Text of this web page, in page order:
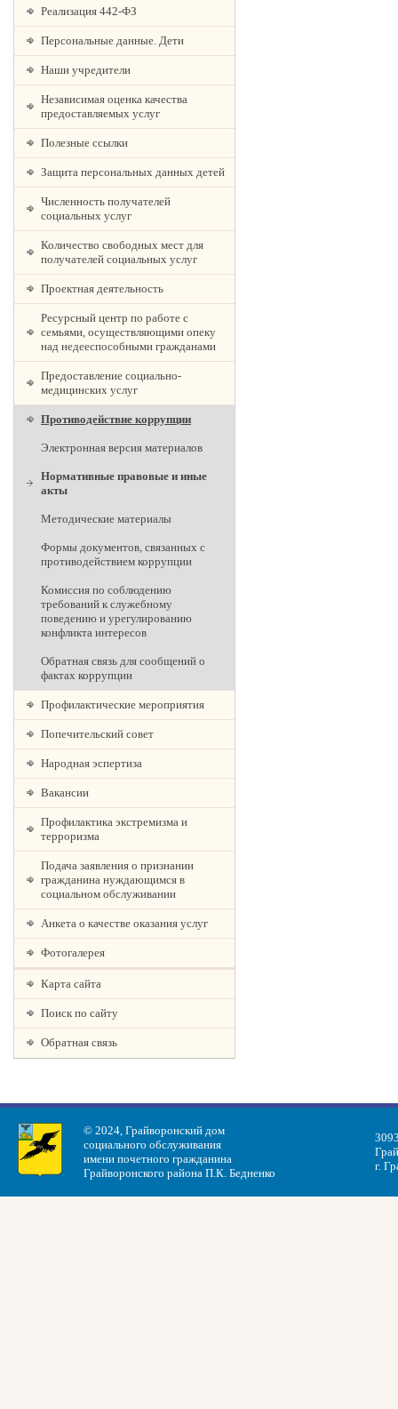
Реализация 442-ФЗ
Персональные данные. Дети
Наши учредители
Независимая оценка качества
предоставляемых услуг
Полезные ссылки
Защита персональных данных детей
Численность получателей
социальных услуг
Количество свободных мест для
получателей социальных услуг
Проектная деятельность
Ресурсный центр по работе с
семьями, осуществляющими опеку
над недееспособными гражданами
Предоставление социально-
медицинских услуг
Противодействие коррупции
Электронная версия материалов
Нормативные правовые и иные
акты
Методические материалы
Формы документов, связанных с
противодействием коррупции
Комиссия по соблюдению
требований к служебному
поведению и урегулированию
конфликта интересов
Обратная связь для сообщений о
фактах коррупции
Профилактические мероприятия
Попечительский совет
Народная эспертиза
Вакансии
Профилактика экстремизма и
терроризма
Подача заявления о признании
гражданина нуждающимся в
социальном обслуживании
Анкета о качестве оказания услуг
Фотогалерея
Карта сайта
Поиск по сайту
Обратная связь
© 2024, Грайворонский дом
социального обслуживания
имени почетного гражданина
Грайворонского района П.К. Бедненко
г.